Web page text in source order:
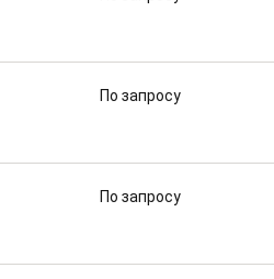
По запросу
По запросу